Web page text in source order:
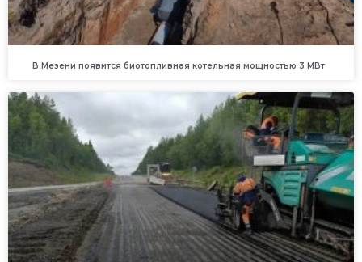
В Мезени появится биотопливная котельная мощностью 3 МВт